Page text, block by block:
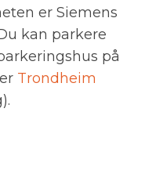
er Siemens
kan parkere
på
Trondheim